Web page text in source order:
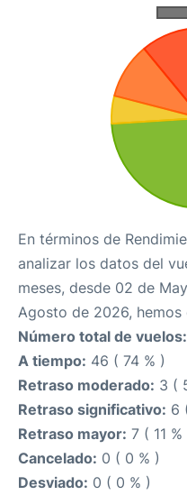
En términos de
analizar los datos del
meses, desde 02 de
Agosto de 2026,
Número total de vuelos:
A tiempo: 46 ( 74 % )
Retraso moderado: 3 (
Retraso significativo: 6
Retraso mayor: 7 ( 11 %
Cancelado: 0 ( 0 % )
Desviado: 0 ( 0 % )